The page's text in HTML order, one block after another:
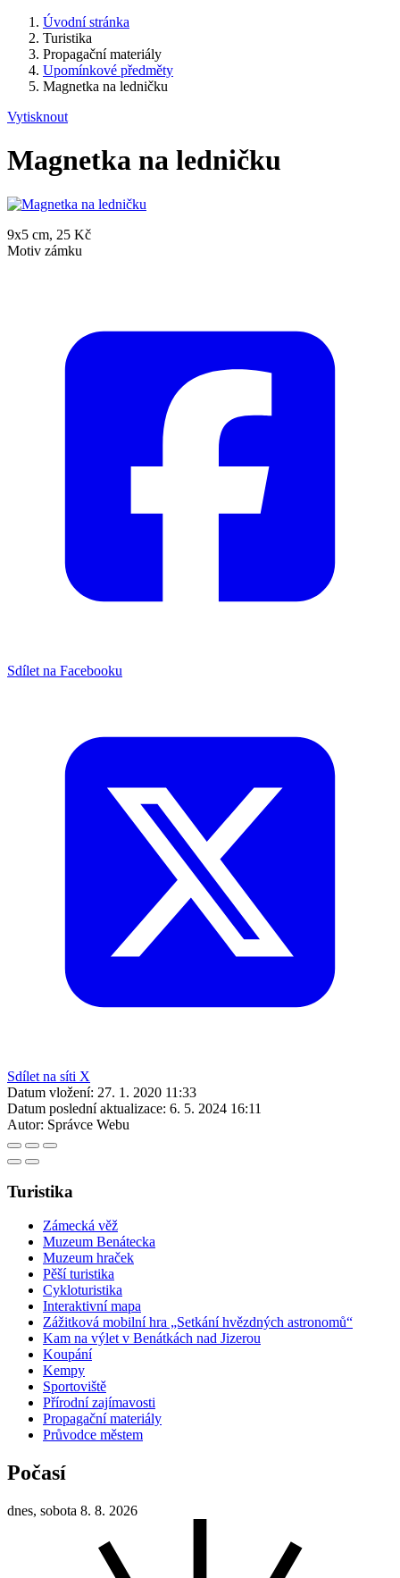
Úvodní stránka
Turistika
Propagační materiály
Upomínkové předměty
Magnetka na ledničku
Vytisknout
Magnetka na ledničku
9x5 cm, 25 Kč
Motiv zámku
Sdílet na Facebooku
Sdílet na síti X
Datum vložení: 27. 1. 2020 11:33
Datum poslední aktualizace: 6. 5. 2024 16:11
Autor: Správce Webu
Turistika
Zámecká věž
Muzeum Benátecka
Muzeum hraček
Pěší turistika
Cykloturistika
Interaktivní mapa
Zážitková mobilní hra „Setkání hvězdných astronomů“
Kam na výlet v Benátkách nad Jizerou
Koupání
Kempy
Sportoviště
Přírodní zajímavosti
Propagační materiály
Průvodce městem
Počasí
dnes, sobota 8. 8. 2026